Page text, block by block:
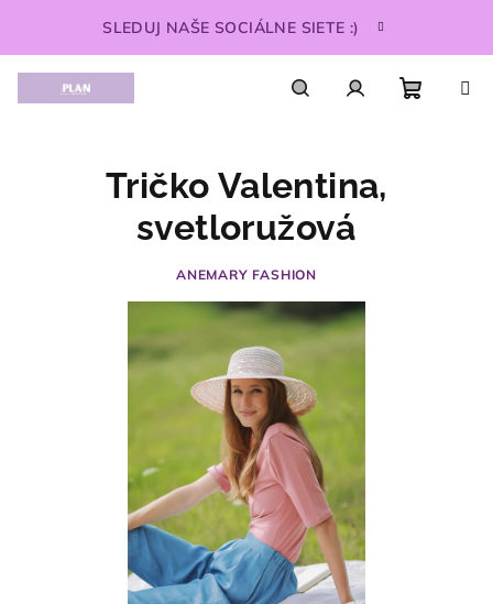
obsah
SLEDUJ NAŠE SOCIÁLNE SIETE :)
Tričko Valentina,
svetloružová
ANEMARY FASHION